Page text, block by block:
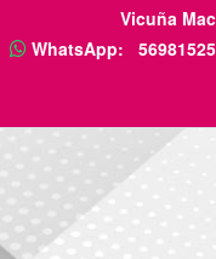
Vicuña
WhatsApp: